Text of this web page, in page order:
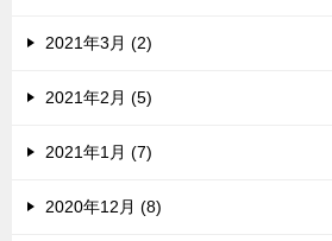
2021年3月 (2)
2021年2月 (5)
2021年1月 (7)
2020年12月 (8)